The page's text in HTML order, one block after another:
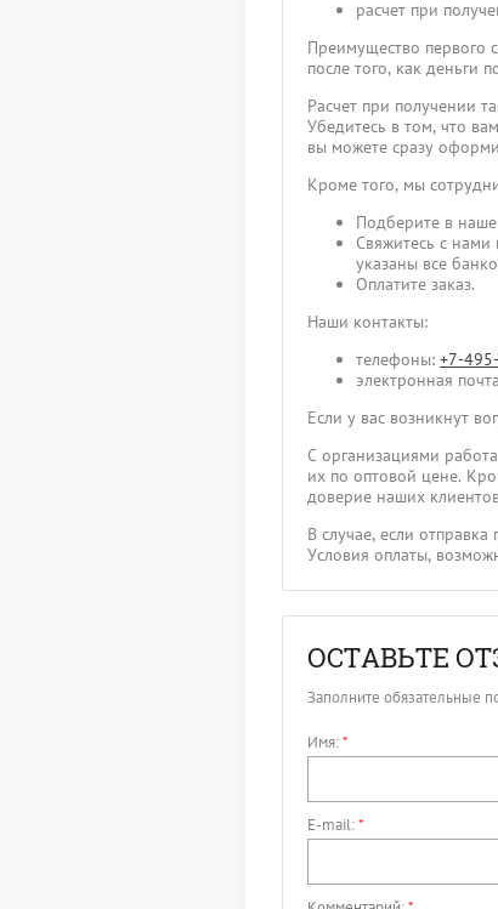
расчет при
Преимущество первого
после того, как деньги
Расчет при получении
Убедитесь в том, что
вы можете сразу
Кроме того, мы
Подберите в
Свяжитесь с
указаны все
Оплатите заказ.
Наши контакты:
телефоны: +7-
электронная
Если у вас возникнут
С организациями
их по оптовой цене.
доверие наших
В случае, если
Условия оплаты,
ОСТАВЬТЕ
Заполните обязательные
Имя:*
E-mail:*